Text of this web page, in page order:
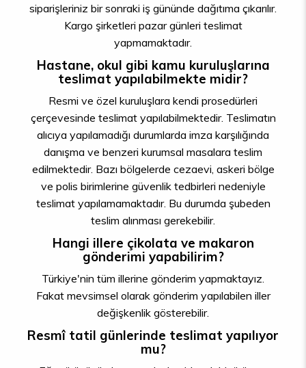
siparişleriniz bir sonraki iş gününde dağıtıma çıkarılır.
Kargo şirketleri pazar günleri teslimat
yapmamaktadır.
Hastane, okul gibi kamu kuruluşlarına
teslimat yapılabilmekte midir?
Resmi ve özel kuruluşlara kendi prosedürleri
çerçevesinde teslimat yapılabilmektedir. Teslimatın
alıcıya yapılamadığı durumlarda imza karşılığında
danışma ve benzeri kurumsal masalara teslim
edilmektedir. Bazı bölgelerde cezaevi, askeri bölge
ve polis birimlerine güvenlik tedbirleri nedeniyle
teslimat yapılamamaktadır. Bu durumda şubeden
teslim alınması gerekebilir.
Hangi illere çikolata ve makaron
gönderimi yapabilirim?
Türkiye'nin tüm illerine gönderim yapmaktayız.
Fakat mevsimsel olarak gönderim yapılabilen iller
değişkenlik gösterebilir.
Resmî tatil günlerinde teslimat yapılıyor
mu?